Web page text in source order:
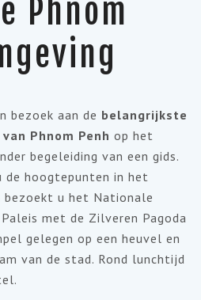
Phnom
bezoek aan de belangrijkste
Phnom Penh op het
begeleiding van een gids.
de hoogtepunten in het
bezoekt u het Nationale
met de Zilveren Pagoda
gelegen op een heuvel en
van de stad. Rond lunchtijd